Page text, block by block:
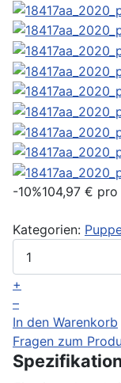
-10%104,97 € pro
Kategorien:
+
–
In den Warenkorb
Fragen zum